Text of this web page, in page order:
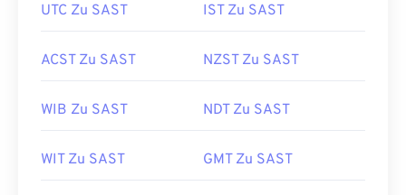
UTC Zu SAST IST Zu SAST
ACST Zu SAST NZST Zu SAST
WIB Zu SAST NDT Zu SAST
WIT Zu SAST GMT Zu SAST